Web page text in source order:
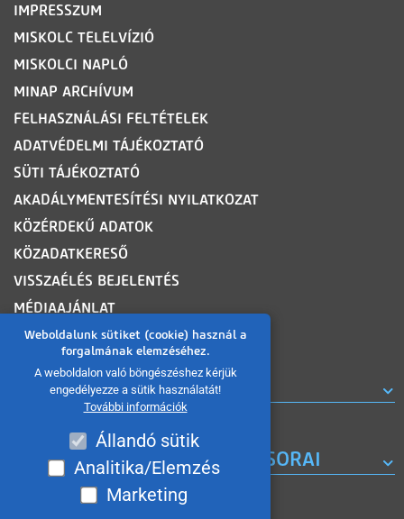
Weboldalunk sütiket (cookie) használ a
forgalmának elemzéséhez.
A weboldalon való böngészéshez kérjük
engedélyezze a sütik használatát!
További információk
Állandó sütik
Analitika/Elemzés
Marketing
IMPRESSZUM
MISKOLC TELELVÍZIÓ
MISKOLCI NAPLÓ
MINAP ARCHÍVUM
FELHASZNÁLÁSI FELTÉTELEK
ADATVÉDELMI TÁJÉKOZTATÓ
SÜTI TÁJÉKOZTATÓ
AKADÁLYMENTESÍTÉSI NYILATKOZAT
KÖZÉRDEKŰ ADATOK
KÖZADATKERESŐ
VISSZAÉLÉS BEJELENTÉS
MÉDIAAJÁNLAT
OLDALTÉRKÉP
ROVATOK
A MISKOLC TV KORÁBBI MŰSORAI